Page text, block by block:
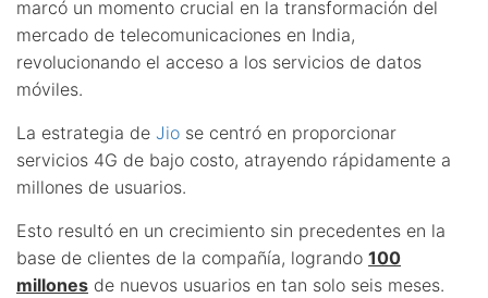
marcó un momento crucial en la transformación del
mercado de telecomunicaciones en India,
revolucionando el acceso a los servicios de datos
móviles.
La estrategia de Jio se centró en proporcionar
servicios 4G de bajo costo, atrayendo rápidamente a
millones de usuarios.
Esto resultó en un crecimiento sin precedentes en la
base de clientes de la compañía, logrando 100
millones de nuevos usuarios en tan solo seis meses.